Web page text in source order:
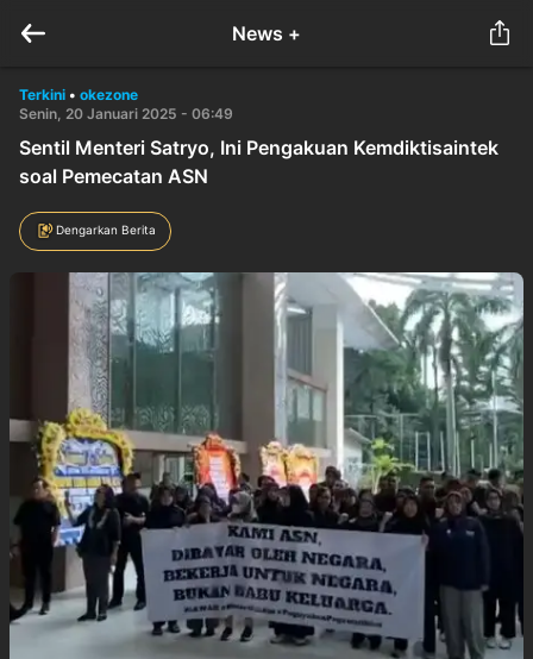
News +
Terkini • okezone
Senin, 20 Januari 2025 - 06:49
Sentil Menteri Satryo, Ini Pengakuan Kemdiktisaintek
soal Pemecatan ASN
Dengarkan Berita